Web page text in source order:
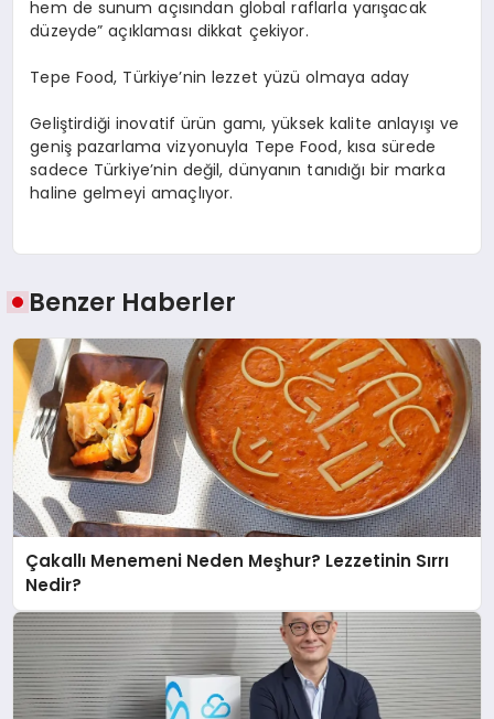
hem de sunum açısından global raflarla yarışacak
düzeyde” açıklaması dikkat çekiyor.
Tepe Food, Türkiye’nin lezzet yüzü olmaya aday
Geliştirdiği inovatif ürün gamı, yüksek kalite anlayışı ve
geniş pazarlama vizyonuyla Tepe Food, kısa sürede
sadece Türkiye’nin değil, dünyanın tanıdığı bir marka
haline gelmeyi amaçlıyor.
Benzer Haberler
Çakallı Menemeni Neden Meşhur? Lezzetinin Sırrı
Nedir?